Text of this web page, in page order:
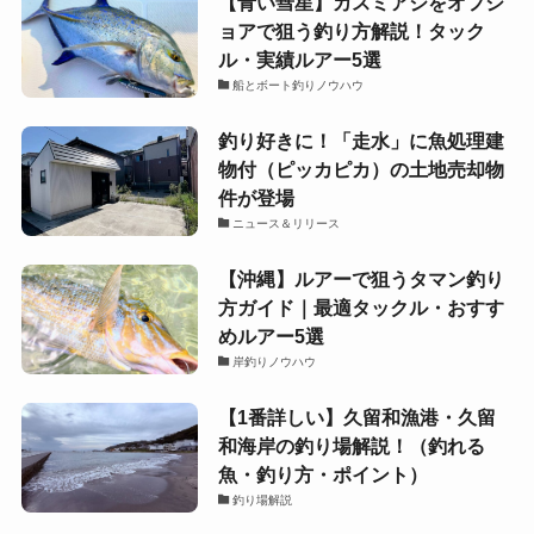
ョアで狙う釣り方解説！タック
ル・実績ルアー5選
船とボート釣りノウハウ
釣り好きに！「走水」に魚処理建
物付（ピッカピカ）の土地売却物
件が登場
ニュース＆リリース
【沖縄】ルアーで狙うタマン釣り
方ガイド｜最適タックル・おすす
めルアー5選
岸釣りノウハウ
【1番詳しい】久留和漁港・久留
和海岸の釣り場解説！（釣れる
魚・釣り方・ポイント）
釣り場解説